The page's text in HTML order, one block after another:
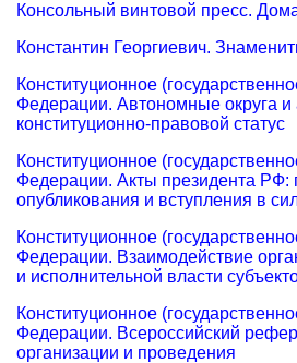
Консольный винтовой пресс.
Константин Георгиевич.
Конституционное
Федерации. Автономные округа и
конституционно-правовой статус
Конституционное
Федерации. Акты президента РФ:
опубликования и вступления в
Конституционное
Федерации. Взаимодействие
и исполнительной власти
Конституционное
Федерации. Всероссийский
организации и проведения